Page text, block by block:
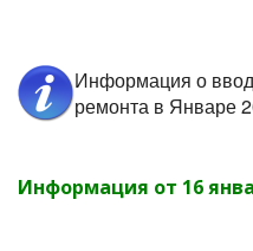
Информация о
ремонта в Январе
Информация от 16